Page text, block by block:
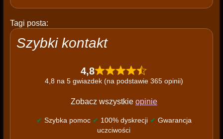
Tagi posta:
Szybki kontakt
4,8
4,8 na 5 gwiazdek (na podstawie 365 opinii)
Zobacz wszystkie opinie
✔ Szybka pomoc ✔ 100% dyskrecji ✔ Gwarancja
uczciwości